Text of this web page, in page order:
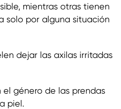
mientras otras tienen
solo por alguna situación
dejar las axilas irritadas
el género de las prendas
piel.